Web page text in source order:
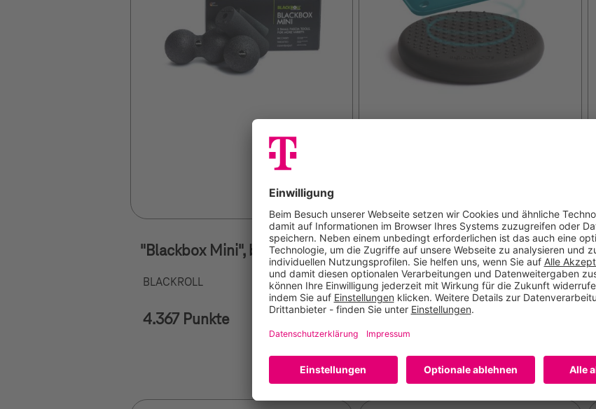
"Blackbox Mini", black
BLACKROLL
4.367 Punkte
"Boomcard" Rechargeable,
Ocean Blue
BOOMPODS
3.936 Punkte